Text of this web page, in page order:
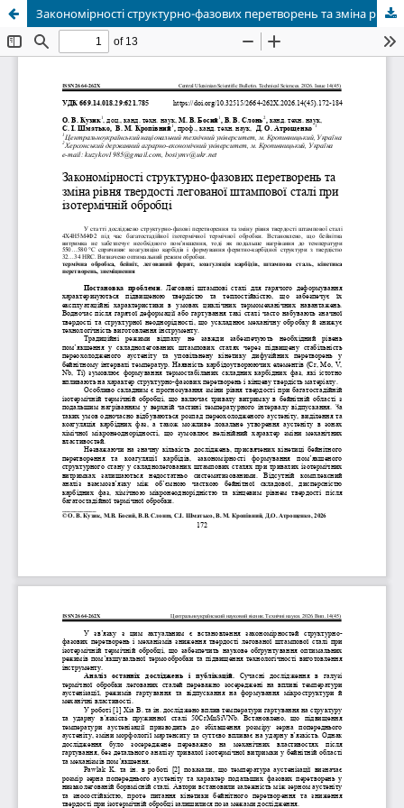
Закономірності структурно-фазових перетворень та зміна рівня твердості легованої штампової сталі при ізотермічній обробці